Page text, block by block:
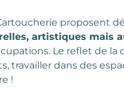
proposent
artistiques mais
Le reflet de la
travailler dans des
!